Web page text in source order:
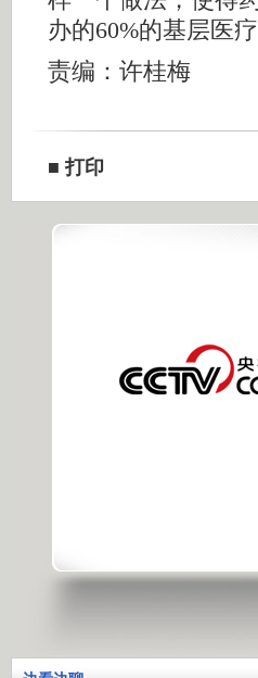
办的60%的基层医
责编：许桂梅
■打印